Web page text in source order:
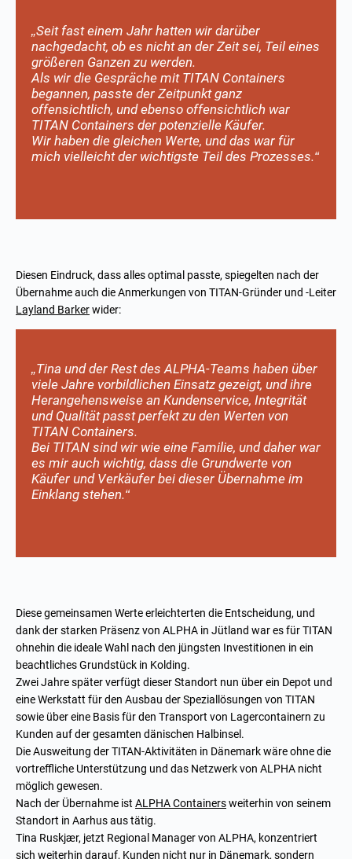
„Seit fast einem Jahr hatten wir darüber
nachgedacht, ob es nicht an der Zeit sei, Teil eines
größeren Ganzen zu werden.
Als wir die Gespräche mit TITAN Containers
begannen, passte der Zeitpunkt ganz
offensichtlich, und ebenso offensichtlich war
TITAN Containers der potenzielle Käufer.
Wir haben die gleichen Werte, und das war für
mich vielleicht der wichtigste Teil des Prozesses.“
Diesen Eindruck, dass alles optimal passte, spiegelten nach der
Übernahme auch die Anmerkungen von TITAN-Gründer und -Leiter
Layland Barkerwider:
„Tina und der Rest des ALPHA-Teams haben über
viele Jahre vorbildlichen Einsatz gezeigt, und ihre
Herangehensweise an Kundenservice, Integrität
und Qualität passt perfekt zu den Werten von
TITAN Containers.
Bei TITAN sind wir wie eine Familie, und daher war
es mir auch wichtig, dass die Grundwerte von
Käufer und Verkäufer bei dieser Übernahme im
Einklang stehen.“
Diese gemeinsamen Werte erleichterten die Entscheidung, und
dank der starken Präsenz von ALPHA in Jütland war es für TITAN
ohnehin die ideale Wahl nach den jüngsten Investitionen in ein
beachtliches Grundstück in Kolding.
Zwei Jahre später verfügt dieser Standort nun über ein Depot und
eine Werkstatt für den Ausbau der Speziallösungen von TITAN
sowie über eine Basis für den Transport von Lagercontainern zu
Kunden auf der gesamten dänischen Halbinsel.
Die Ausweitung der TITAN-Aktivitäten in Dänemark wäre ohne die
vortreffliche Unterstützung und das Netzwerk von ALPHA nicht
möglich gewesen.
Nach der Übernahme ist ALPHA Containersweiterhin von seinem
Standort in Aarhus aus tätig.
Tina Ruskjær, jetzt Regional Manager von ALPHA, konzentriert
sich weiterhin darauf, Kunden nicht nur in Dänemark, sondern